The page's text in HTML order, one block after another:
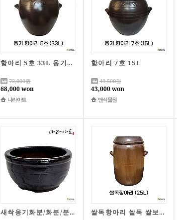
항아리 5호 33L 옹기항아리 전통항아리 옹기 김치독 쌀독 소금 된장 고추장 나라아트
72,000원
68,000 won
나라아트
항아리 7호 15L
49,500원
43,000 won
앤식물원
새싹옹기화분/화분/분재화분/옹기화분/플랜테리어/모종심기/분갈이/국산옹기/국산화분/다육화분/꽃화분/유약화분/나라아트 쌀독항아리 쌀독 쌀보관 잡곡보관 항아리 전통옹기 국산 자체제작 나라아트 국산옹기